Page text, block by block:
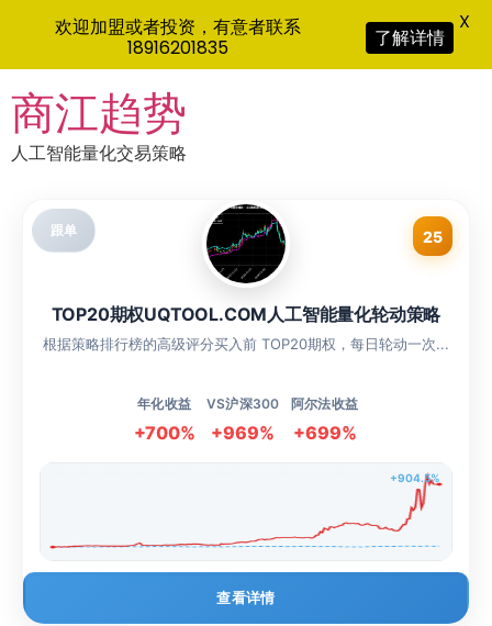
to
content
商江趋势
人工智能量化交易策略
跟单 25
TOP20期权UQTOOL.COM人工智能量化轮动策略
根据策略排行榜的高级评分买入前 TOP20期权，每日轮动一次...
年化收益
+700%
VS沪深300
+969%
阿尔法收益
+699%
+904.5%
查看详情
欢迎加盟或者投资，有意者联系
18916201835
了解详情
X